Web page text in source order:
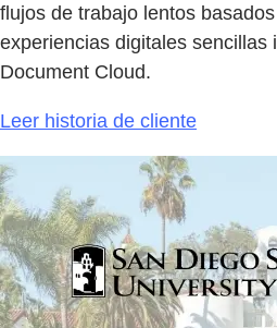
flujos de trabajo lentos
experiencias digitales sencillas
Document Cloud.
Leer historia de cliente